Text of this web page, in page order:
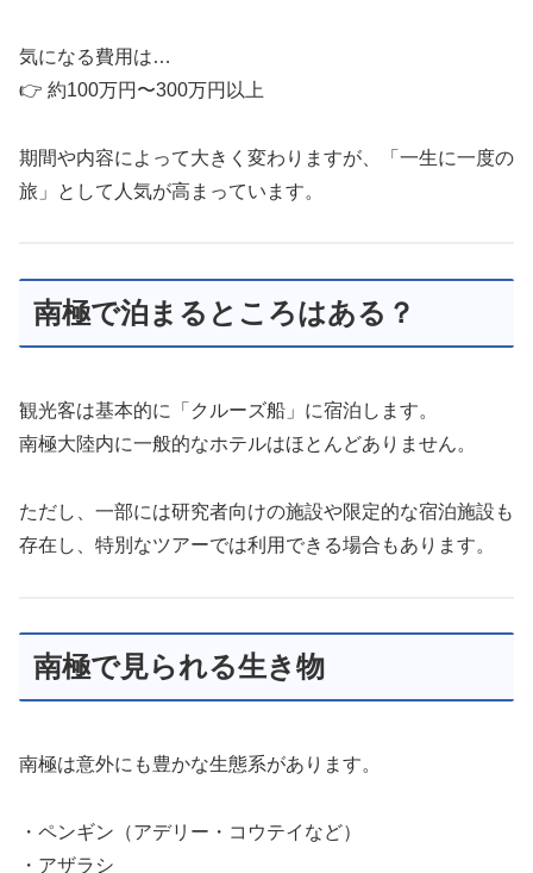
気になる費用は…
👉 約100万円〜300万円以上
期間や内容によって大きく変わりますが、「一生に一度の
旅」として人気が高まっています。
南極で泊まるところはある？
観光客は基本的に「クルーズ船」に宿泊します。
南極大陸内に一般的なホテルはほとんどありません。
ただし、一部には研究者向けの施設や限定的な宿泊施設も
存在し、特別なツアーでは利用できる場合もあります。
南極で見られる生き物
南極は意外にも豊かな生態系があります。
・ペンギン（アデリー・コウテイなど）
・アザラシ